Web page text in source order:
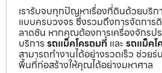
เรารับจบทุกปัญหาเรื่องที่ดินด้วยบริก
แบบครบวงจร ซึ่งรวมถึงการจัดการ
ลาดชัน หากคุณต้องการเครื่องจักรป
บริการ รถแม็คโครถมที่ และ รถแม็คโ
สามารถทำงานได้อย่างรวดเร็ว ช่วยร่
พื้นที่ก่อสร้างให้คุณได้อย่างมหาศาล